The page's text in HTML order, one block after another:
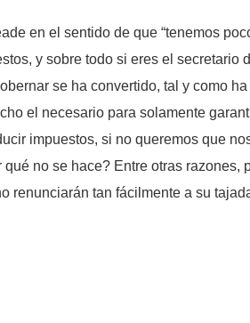
en el sentido de que “tenemos
y sobre todo si eres el
se ha convertido, tal y como
el necesario para solamente
impuestos, si no queremos que
no se hace? Entre otras
renunciarán tan fácilmente a su